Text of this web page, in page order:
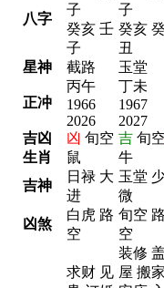
八字
子
癸亥 壬
子
子
癸亥 癸
丑
星神 截路 玉堂
正冲
丙午
1966
2026
丁未
1967
2027
吉凶
凶 旬空 吉 旬空
生肖
鼠 牛
吉神
日禄 大
进
玉堂
微
凶煞
白虎 路
空
旬空 路
空
求财 见
装修 盖
屋 搬家